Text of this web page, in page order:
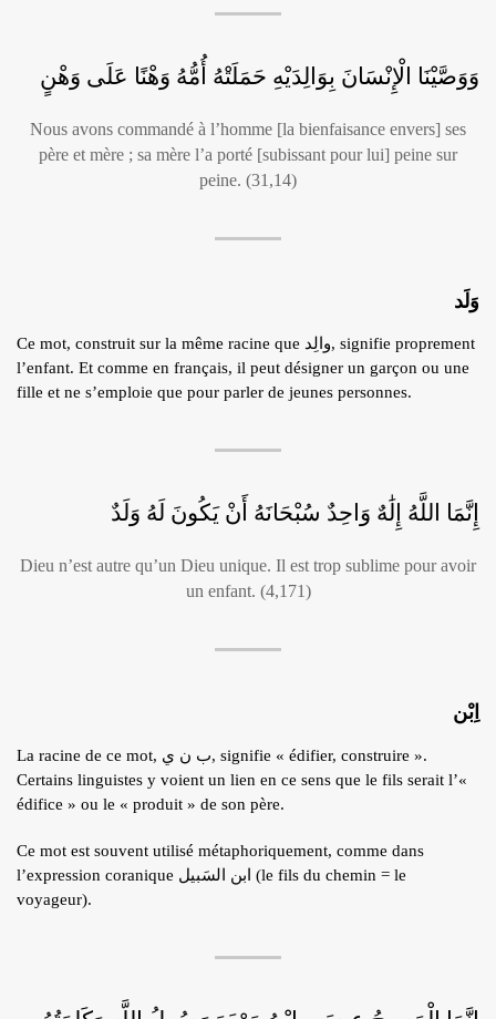
وَوَصَّيْنَا الْإِنْسَانَ بِوَالِدَيْهِ حَمَلَتْهُ أُمُّهُ وَهْنًا عَلَى وَهْنٍ
Nous avons commandé à l’homme [la bienfaisance envers] ses
père et mère ; sa mère l’a porté [subissant pour lui] peine sur
peine. (31,14)
وَلَد
Ce mot, construit sur la même racine que والِد, signifie proprement
l’enfant. Et comme en français, il peut désigner un garçon ou une
fille et ne s’emploie que pour parler de jeunes personnes.
إِنَّمَا اللَّهُ إِلَٰهٌ وَاحِدٌ سُبْحَانَهُ أَنْ يَكُونَ لَهُ وَلَدٌ
Dieu n’est autre qu’un Dieu unique. Il est trop sublime pour avoir
un enfant. (4,171)
اِبْن
La racine de ce mot, ب ن ي, signifie « édifier, construire ».
Certains linguistes y voient un lien en ce sens que le fils serait l’«
édifice » ou le « produit » de son père.
Ce mot est souvent utilisé métaphoriquement, comme dans
l’expression coranique ابن السَبيل (le fils du chemin = le
voyageur).